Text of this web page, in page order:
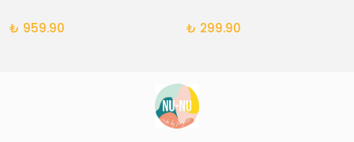
₺ 959.90 ₺ 299.90